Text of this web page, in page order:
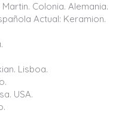
Colonia. Alemania.
Actual: Keramion.
Lisboa.
USA.